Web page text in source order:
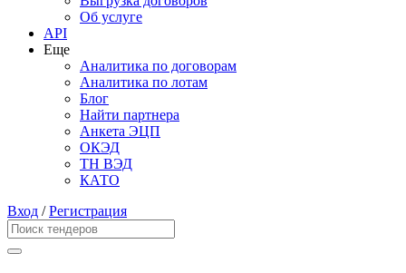
Об услуге
API
Еще
Аналитика по договорам
Аналитика по лотам
Блог
Найти партнера
Анкета ЭЦП
ОКЭД
ТН ВЭД
КАТО
Вход /Регистрация